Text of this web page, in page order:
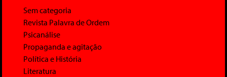
Sem categoria
Revista Palavra de Ordem
Psicanálise
Propaganda e agitação
Política e História
Literatura